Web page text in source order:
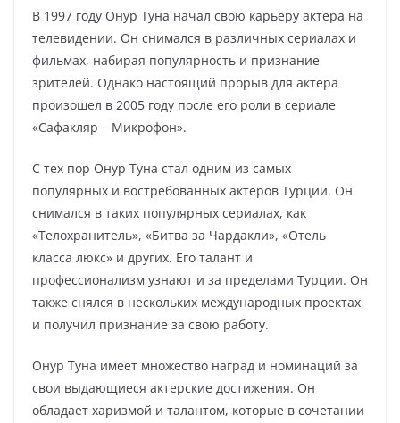
В 1997 году Онур Туна начал свою карьеру актера на
телевидении. Он снимался в различных сериалах и
фильмах, набирая популярность и признание
зрителей. Однако настоящий прорыв для актера
произошел в 2005 году после его роли в сериале
«Сафакляр – Микрофон».
С тех пор Онур Туна стал одним из самых
популярных и востребованных актеров Турции. Он
снимался в таких популярных сериалах, как
«Телохранитель», «Битва за Чардакли», «Отель
класса люкс» и других. Его талант и
профессионализм узнают и за пределами Турции. Он
также снялся в нескольких международных проектах
и получил признание за свою работу.
Онур Туна имеет множество наград и номинаций за
свои выдающиеся актерские достижения. Он
обладает харизмой и талантом, которые в сочетании